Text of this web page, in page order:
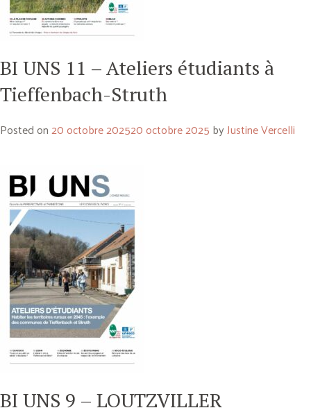
BI UNS 11 – Ateliers étudiants à
Tieffenbach-Struth
Posted on20 octobre 202520 octobre 2025 byJustine Vercelli
BI UNS 9 – LOUTZVILLER